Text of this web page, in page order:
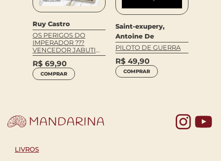
Ruy Castro
OS PERIGOS DO
IMPERADOR ???
VENCEDOR JABUTI
2023
R$ 69,90
COMPRAR
Saint-exupery,
Antoine De
PILOTO DE GUERRA
R$ 49,90
COMPRAR
LIVROS